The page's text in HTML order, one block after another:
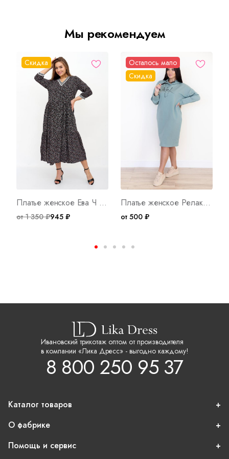
Мы рекомендуем
Скидка
Платье женское Ева Ч Арт. 9374
от 1 350 ₽945 ₽
Осталось мало
Скидка
Платье женское Релакс М Арт. 7649
от 500 ₽
Ивановский трикотаж оптом от производителя
в компании «Лика Дресс» - выгодно каждому!
8 800 250 95 37
Каталог товаров
О фабрике
Помощь и сервис